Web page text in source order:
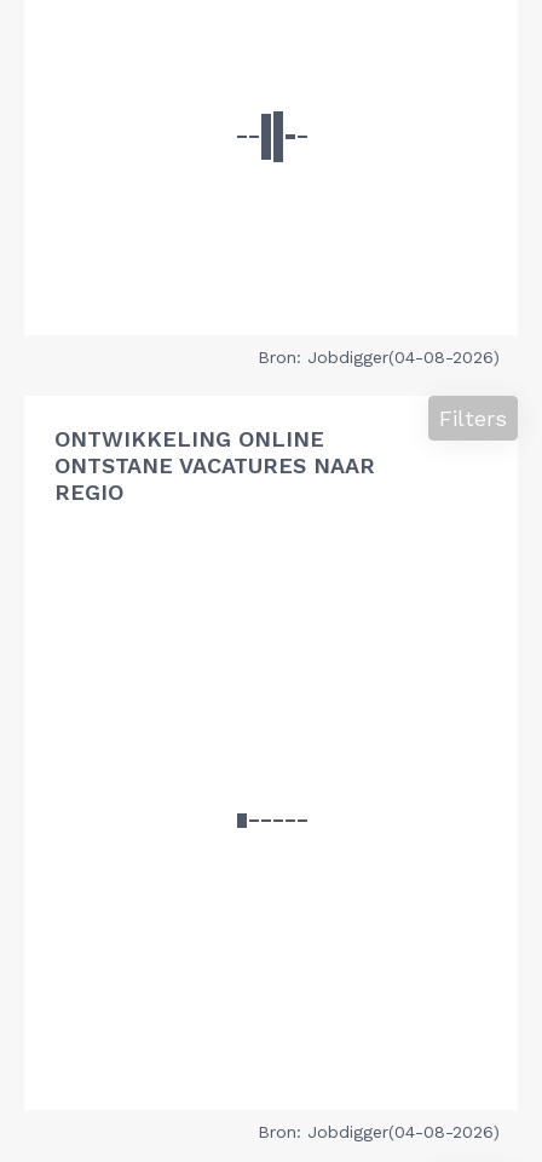
Bron: Jobdigger(04-08-2026)
ONTWIKKELING ONLINE
ONTSTANE VACATURES NAAR
REGIO
Filters
Bron: Jobdigger(04-08-2026)